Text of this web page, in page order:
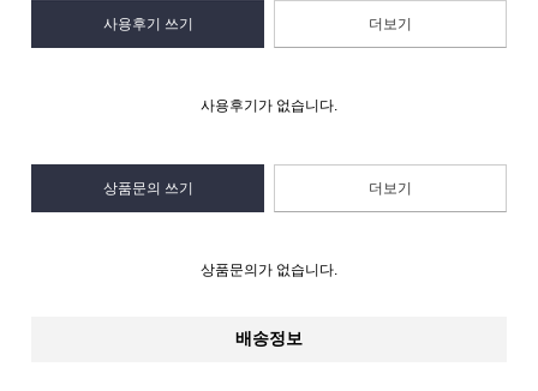
사용후기 쓰기 더보기
사용후기가 없습니다.
상품문의 쓰기 더보기
상품문의가 없습니다.
배송정보